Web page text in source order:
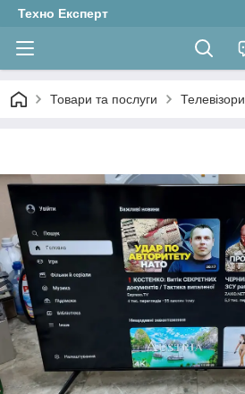
Техно Експерт
Товари та послуги Телевізори